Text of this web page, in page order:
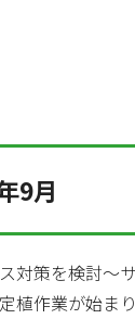
9月
対策を検討～
植作業が始ま